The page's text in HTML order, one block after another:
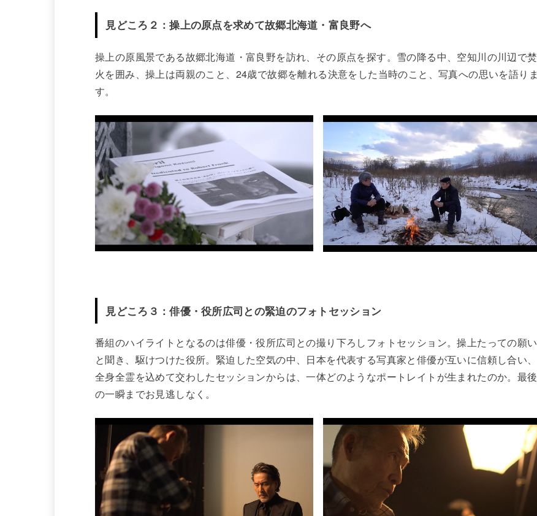
見どころ２：操上の原点を求めて故郷北海道・富良野へ
操上の原風景である故郷北海道・富良野を訪れ、その原点を探す。雪の降る中、空知川の川辺で焚
火を囲み、操上は両親のこと、24歳で故郷を離れる決意をした当時のこと、写真への思いを語りま
す。
見どころ３：俳優・役所広司との緊迫のフォトセッション
番組のハイライトとなるのは俳優・役所広司との撮り下ろしフォトセッション。操上たっての願い
と聞き、駆けつけた役所。緊迫した空気の中、日本を代表する写真家と俳優が互いに信頼し合い、
全身全霊を込めて交わしたセッションからは、一体どのようなポートレイトが生まれたのか。最後
の一瞬までお見逃しなく。